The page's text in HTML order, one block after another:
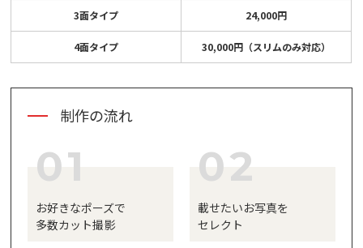
3面タイプ 24,000円
4面タイプ 30,000円（スリムのみ対応）
制作の流れ
01
お好きなポーズで
多数カット撮影
02
載せたいお写真を
セレクト